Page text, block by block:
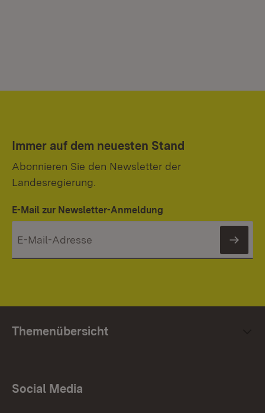
Immer auf dem neuesten Stand
Abonnieren Sie den Newsletter der
Landesregierung.
E-Mail zur Newsletter-Anmeldung
Themenübersicht
Social Media